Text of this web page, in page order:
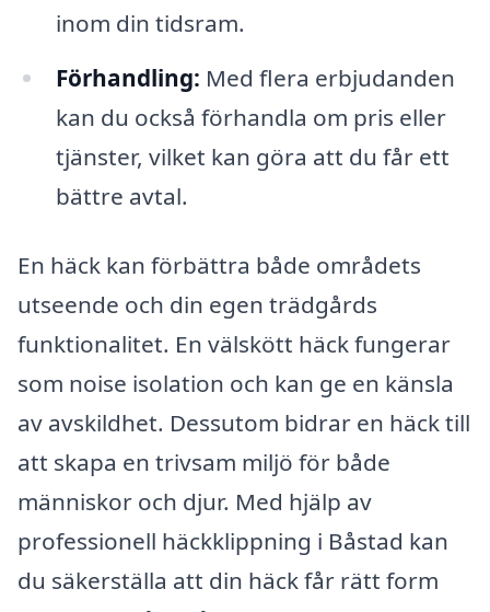
inom din tidsram.
Förhandling: Med flera erbjudanden
kan du också förhandla om pris eller
tjänster, vilket kan göra att du får ett
bättre avtal.
En häck kan förbättra både områdets
utseende och din egen trädgårds
funktionalitet. En välskött häck fungerar
som noise isolation och kan ge en känsla
av avskildhet. Dessutom bidrar en häck till
att skapa en trivsam miljö för både
människor och djur. Med hjälp av
professionell häckklippning i Båstad kan
du säkerställa att din häck får rätt form